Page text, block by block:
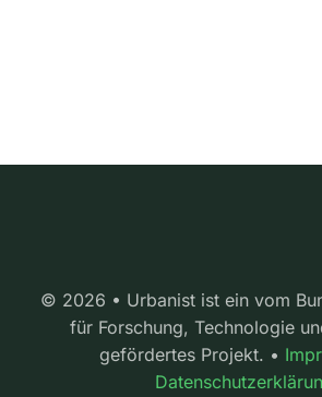
© 2026 • Urbanist ist ein vom
für Forschung, Technologie
gefördertes Projekt. •